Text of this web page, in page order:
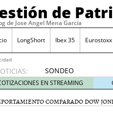
de
de Jose Angel Mena García
LongShort Ibex 35
SONDEO
IBEX35.
ACCESO
A LA
EN STREAMING
COMPARADO DOW